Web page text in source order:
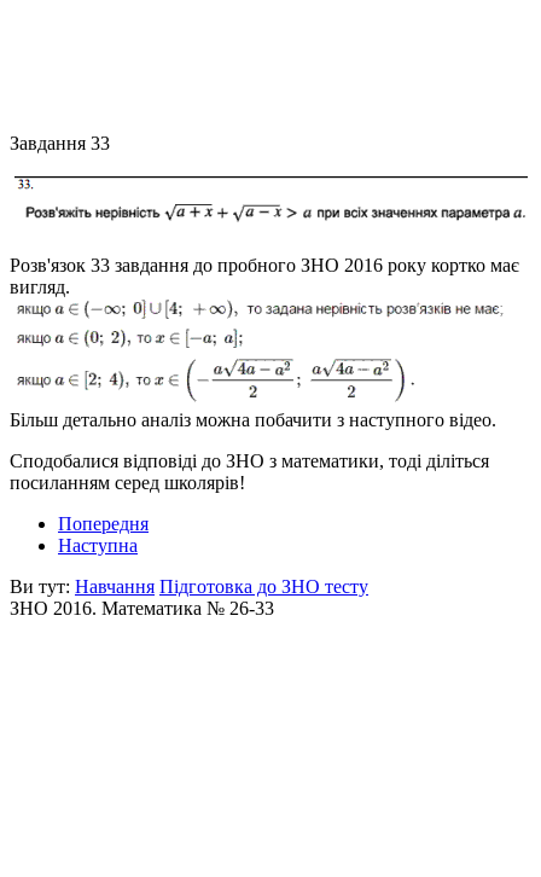
Завдання 33
Розв'язок 33 завдання до пробного ЗНО 2016 року кортко має
вигляд.
Більш детально аналіз можна побачити з наступного відео.
Сподобалися відповіді до ЗНО з математики, тоді діліться
посиланням серед школярів!
Попередня
Наступна
Ви тут: Навчання Підготовка до ЗНО тесту
ЗНО 2016. Математика № 26-33